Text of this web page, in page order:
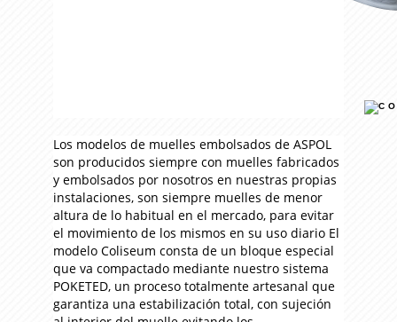
Los modelos de muelles embolsados de ASPOL
son producidos siempre con muelles fabricados
y embolsados por nosotros en nuestras propias
instalaciones, son siempre muelles de menor
altura de lo habitual en el mercado, para evitar
el movimiento de los mismos en su uso diario El
modelo Coliseum consta de un bloque especial
que va compactado mediante nuestro sistema
POKETED, un proceso totalmente artesanal que
garantiza una estabilización total, con sujeción